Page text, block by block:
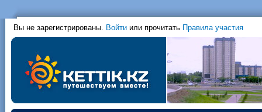
Вы не зарегистрированы. Войти или прочитать Правила участия